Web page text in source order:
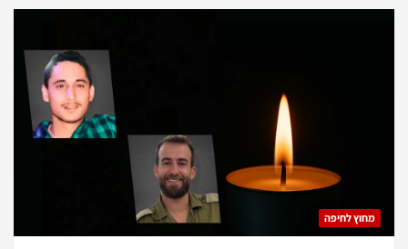
מחוץ לחיפה